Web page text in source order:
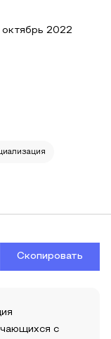
октябрь 2022
Скопировать
с